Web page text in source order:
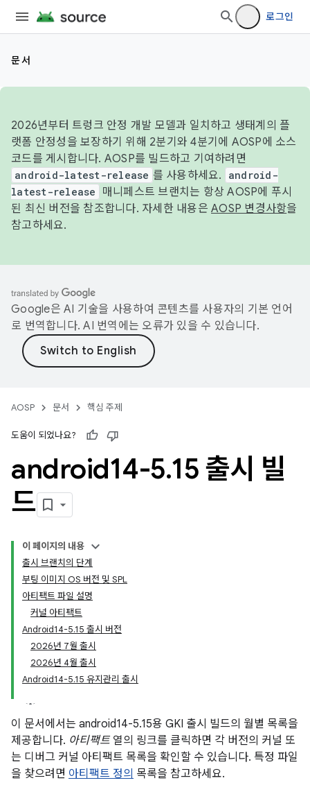
로그인
문서
2026년부터 트렁크 안정 개발 모델과 일치하고 생태계의 플
랫폼 안정성을 보장하기 위해 2분기와 4분기에 AOSP에 소스
코드를 게시합니다. AOSP를 빌드하고 기여하려면
android-latest-release 를 사용하세요.
android-
latest-release
매니페스트 브랜치는 항상 AOSP에 푸시
된 최신 버전을 참조합니다. 자세한 내용은 AOSP 변경사항을
참고하세요.
Google은 AI 기술을 사용하여 콘텐츠를 사용자의 기본 언어
로 번역합니다. AI 번역에는 오류가 있을 수 있습니다.
AOSP 문서 핵심 주제
도움이 되었나요?
android14-5.15 출시 빌
드
이 페이지의 내용
출시 브랜치의 단계
부팅 이미지 OS 버전 및 SPL
아티팩트 파일 설명
커널 아티팩트
Android14-5.15 출시 버전
2026년 7월 출시
2026년 4월 출시
Android14-5.15 유지관리 출시
이 문서에서는 android14-5.15용 GKI 출시 빌드의 월별 목록을
제공합니다. 아티팩트열의 링크를 클릭하면 각 버전의 커널 또
는 디버그 커널 아티팩트 목록을 확인할 수 있습니다. 특정 파일
을 찾으려면 아티팩트 정의 목록을 참고하세요.